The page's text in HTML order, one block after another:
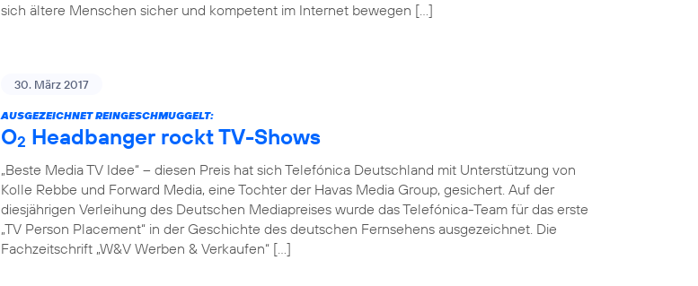
sich ältere Menschen sicher und kompetent im Internet bewegen […]
30. März 2017
AUSGEZEICHNET REINGESCHMUGGELT:
O2 Headbanger rockt TV-Shows
„Beste Media TV Idee“ – diesen Preis hat sich Telefónica Deutschland mit Unterstützung von
Kolle Rebbe und Forward Media, eine Tochter der Havas Media Group, gesichert. Auf der
diesjährigen Verleihung des Deutschen Mediapreises wurde das Telefónica-Team für das erste
„TV Person Placement“ in der Geschichte des deutschen Fernsehens ausgezeichnet. Die
Fachzeitschrift „W&V Werben & Verkaufen“ […]